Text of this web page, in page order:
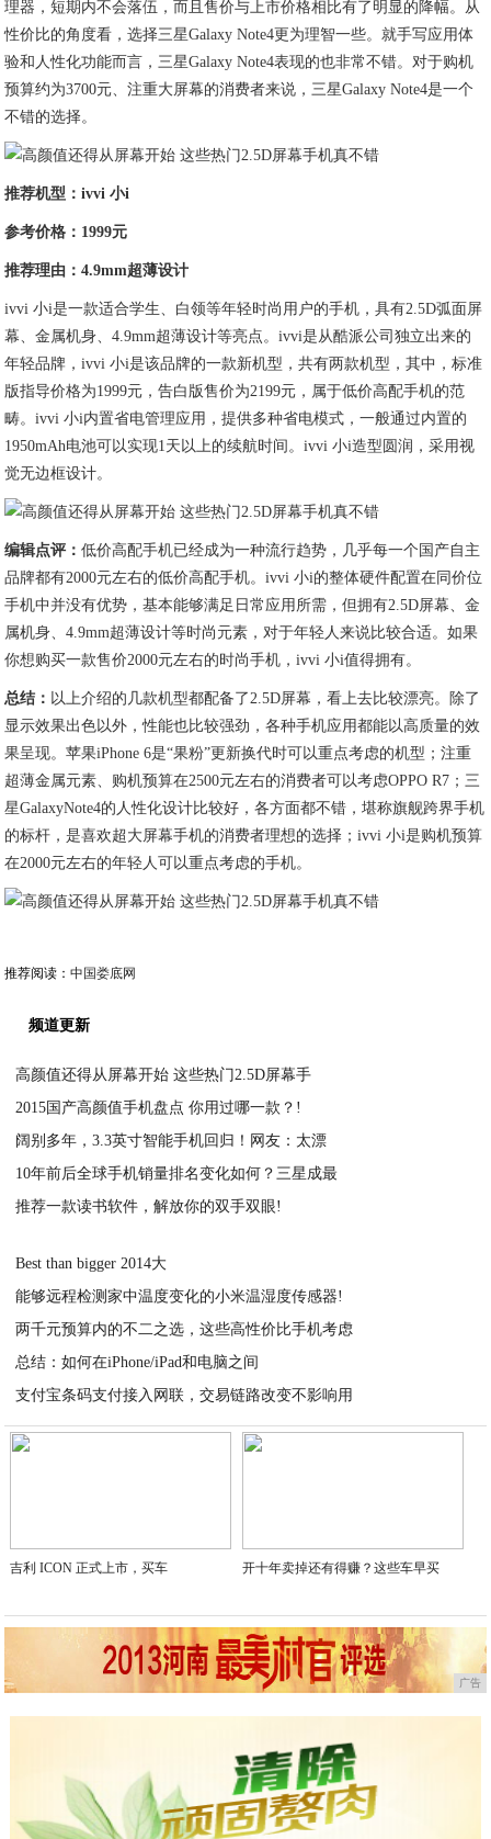
理器，短期内不会落伍，而且售价与上市价格相比有了明显的降幅。从
性价比的角度看，选择三星Galaxy Note4更为理智一些。就手写应用体
验和人性化功能而言，三星Galaxy Note4表现的也非常不错。对于购机
预算约为3700元、注重大屏幕的消费者来说，三星Galaxy Note4是一个
不错的选择。
推荐机型：ivvi 小i
参考价格：1999元
推荐理由：4.9mm超薄设计
ivvi 小i是一款适合学生、白领等年轻时尚用户的手机，具有2.5D弧面屏
幕、金属机身、4.9mm超薄设计等亮点。ivvi是从酷派公司独立出来的
年轻品牌，ivvi 小i是该品牌的一款新机型，共有两款机型，其中，标准
版指导价格为1999元，告白版售价为2199元，属于低价高配手机的范
畴。ivvi 小i内置省电管理应用，提供多种省电模式，一般通过内置的
1950mAh电池可以实现1天以上的续航时间。ivvi 小i造型圆润，采用视
觉无边框设计。
编辑点评：低价高配手机已经成为一种流行趋势，几乎每一个国产自主
品牌都有2000元左右的低价高配手机。ivvi 小i的整体硬件配置在同价位
手机中并没有优势，基本能够满足日常应用所需，但拥有2.5D屏幕、金
属机身、4.9mm超薄设计等时尚元素，对于年轻人来说比较合适。如果
你想购买一款售价2000元左右的时尚手机，ivvi 小i值得拥有。
总结： 以上介绍的几款机型都配备了2.5D屏幕，看上去比较漂亮。除了
显示效果出色以外，性能也比较强劲，各种手机应用都能以高质量的效
果呈现。苹果iPhone 6是“果粉”更新换代时可以重点考虑的机型；注重
超薄金属元素、购机预算在2500元左右的消费者可以考虑OPPO R7；三
星GalaxyNote4的人性化设计比较好，各方面都不错，堪称旗舰跨界手机
的标杆，是喜欢超大屏幕手机的消费者理想的选择；ivvi 小i是购机预算
在2000元左右的年轻人可以重点考虑的手机。
推荐阅读：中国娄底网
频道更新
高颜值还得从屏幕开始 这些热门2.5D屏幕手
2015国产高颜值手机盘点 你用过哪一款？!
阔别多年，3.3英寸智能手机回归！网友：太漂
10年前后全球手机销量排名变化如何？三星成最
推荐一款读书软件，解放你的双手双眼!
Best than bigger 2014大
能够远程检测家中温度变化的小米温湿度传感器!
两千元预算内的不二之选，这些高性价比手机考虑
总结：如何在iPhone/iPad和电脑之间
支付宝条码支付接入网联，交易链路改变不影响用
2021-03-03
吉利 ICON 正式上市，买车 开十年卖掉还有得赚？这些车早买
广告